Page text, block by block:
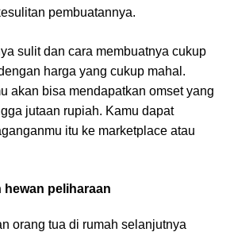
pembuatannya.
sulit dan cara membuatnya cukup
harga yang cukup mahal.
akan bisa mendapatkan omset yang
jutaan rupiah. Kamu dapat
itu ke marketplace atau
peliharaan
orang tua di rumah selanjutnya